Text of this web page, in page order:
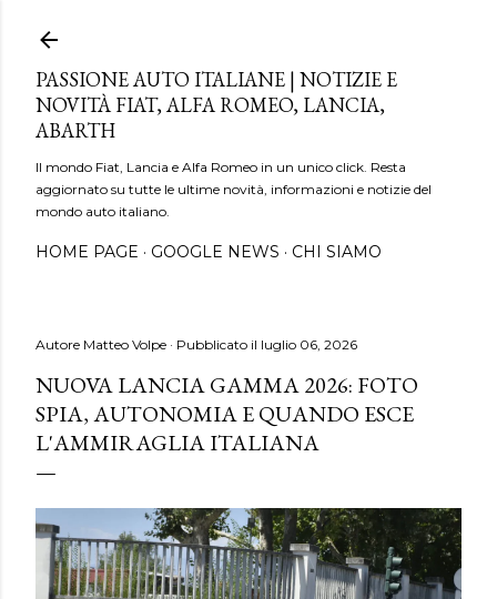
PASSIONE AUTO ITALIANE | NOTIZIE E
NOVITÀ FIAT, ALFA ROMEO, LANCIA,
ABARTH
Il mondo Fiat, Lancia e Alfa Romeo in un unico click. Resta
aggiornato su tutte le ultime novità, informazioni e notizie del
mondo auto italiano.
HOME PAGE GOOGLE NEWS CHI SIAMO
Autore Matteo Volpe Pubblicato il luglio 06, 2026
NUOVA LANCIA GAMMA 2026: FOTO
SPIA, AUTONOMIA E QUANDO ESCE
L'AMMIRAGLIA ITALIANA